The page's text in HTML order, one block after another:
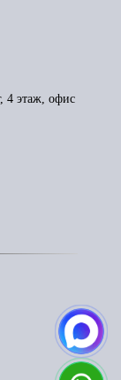
4 этаж, офис